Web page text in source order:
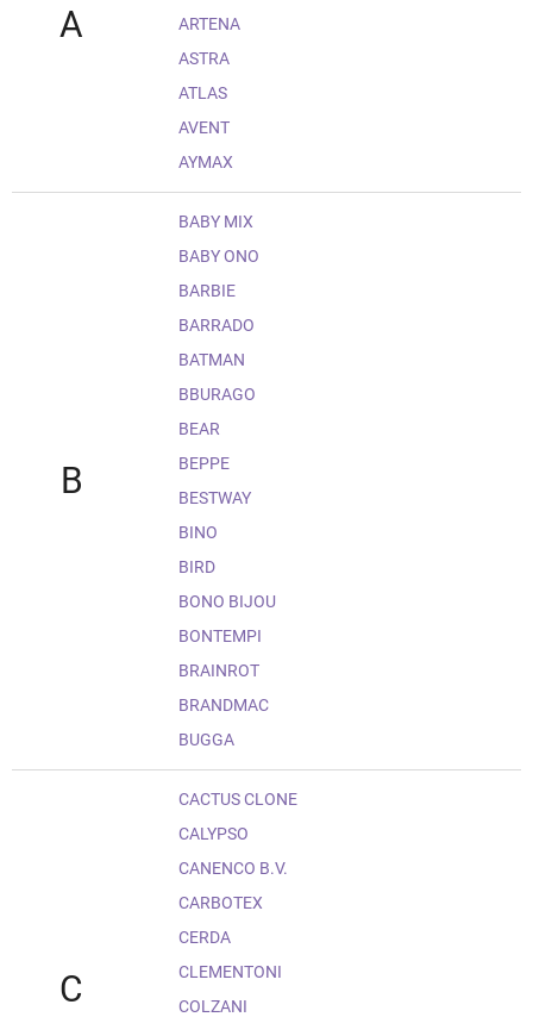
A
ARTENA
ASTRA
ATLAS
AVENT
AYMAX
B
BABY MIX
BABY ONO
BARBIE
BARRADO
BATMAN
BBURAGO
BEAR
BEPPE
BESTWAY
BINO
BIRD
BONO BIJOU
BONTEMPI
BRAINROT
BRANDMAC
BUGGA
C
CACTUS CLONE
CALYPSO
CANENCO B.V.
CARBOTEX
CERDA
CLEMENTONI
COLZANI